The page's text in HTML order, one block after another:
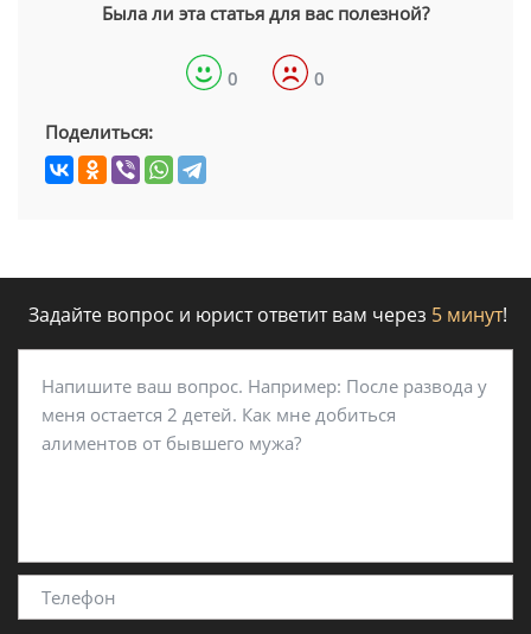
Была ли эта статья для вас полезной?
0 0
Поделиться:
Задайте вопрос и юрист ответит вам через 5 минут!